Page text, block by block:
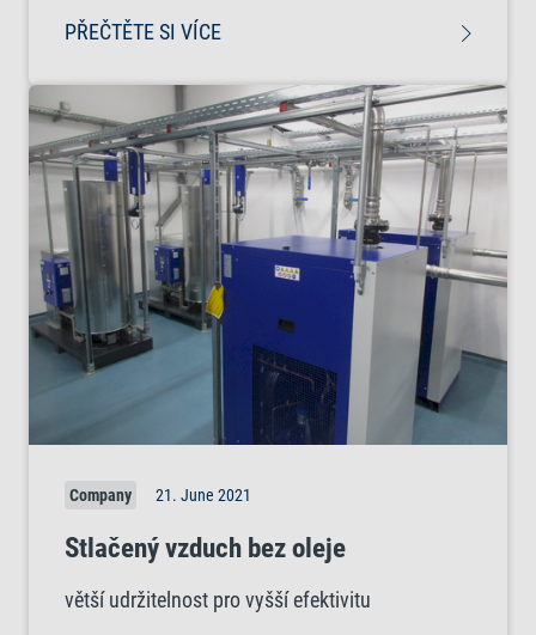
PŘEČTĚTE SI VÍCE
Company 21. June 2021
Stlačený vzduch bez oleje
větší udržitelnost pro vyšší efektivitu